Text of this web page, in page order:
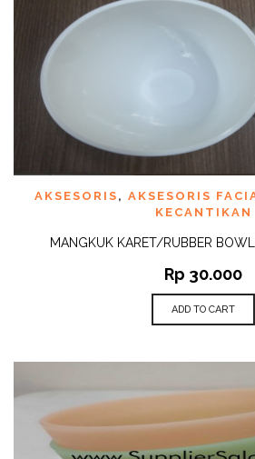
AKSESORIS , AKSESORIS
KECANTIKAN
MANGKUK KARET/RUBBER
Rp 30.000
ADD TO CART